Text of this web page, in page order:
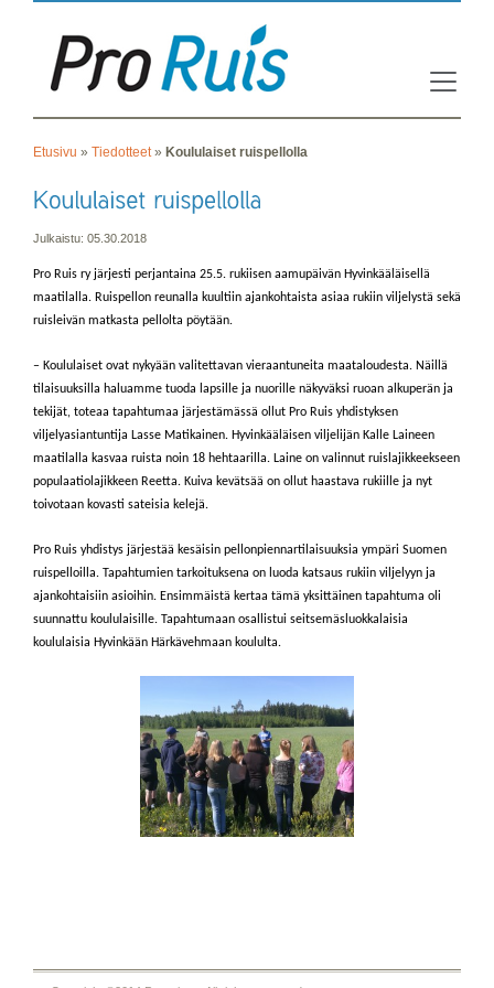
Etusivu » Tiedotteet» Koululaiset ruispellolla
Julkaistu: 05.30.2018
Pro Ruis ry järjesti perjantaina 25.5. rukiisen aamupäivän Hyvinkääläisellä
maatilalla. Ruispellon reunalla kuultiin ajankohtaista asiaa rukiin viljelystä sekä
ruisleivän matkasta pellolta pöytään.
– Koululaiset ovat nykyään valitettavan vieraantuneita maataloudesta. Näillä
tilaisuuksilla haluamme tuoda lapsille ja nuorille näkyväksi ruoan alkuperän ja
tekijät, toteaa tapahtumaa järjestämässä ollut Pro Ruis yhdistyksen
viljelyasiantuntija Lasse Matikainen. Hyvinkääläisen viljelijän Kalle Laineen
maatilalla kasvaa ruista noin 18 hehtaarilla. Laine on valinnut ruislajikkeekseen
populaatiolajikkeen Reetta. Kuiva kevätsää on ollut haastava rukiille ja nyt
toivotaan kovasti sateisia kelejä.
Pro Ruis yhdistys järjestää kesäisin pellonpiennartilaisuuksia ympäri Suomen
ruispelloilla. Tapahtumien tarkoituksena on luoda katsaus rukiin viljelyyn ja
ajankohtaisiin asioihin. Ensimmäistä kertaa tämä yksittäinen tapahtuma oli
suunnattu koululaisille. Tapahtumaan osallistui seitsemäsluokkalaisia
koululaisia Hyvinkään Härkävehmaan koululta.